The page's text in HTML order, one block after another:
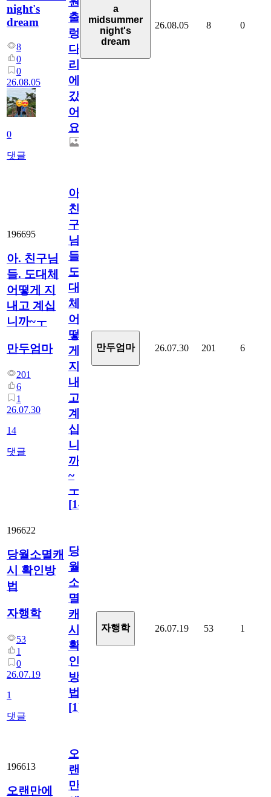
night's
dream
8
0
0
26.08.05
0
댓글
출
렁
다
리
에
갔
어
요.
a
midsummer
night's
dream
26.08.05 8 0
196695
아. 친구님
들. 도대체
어떻게 지
내고 계십
니까~ㅜ
만두엄마
201
6
1
26.07.30
14
댓글
아.
친
구
님
들.
도
대
체
어
떻
게
지
내
고
계
십
니
까
~
ㅜ
[14
만두엄마 26.07.30 201 6
196622
당월소멸캐
시 확인방
법
자행학
53
1
0
26.07.19
1
댓글
당
월
소
멸
캐
시
확
인
방
법
[1]
자행학 26.07.19 53 1
196613
오랜만에
오
랜
만